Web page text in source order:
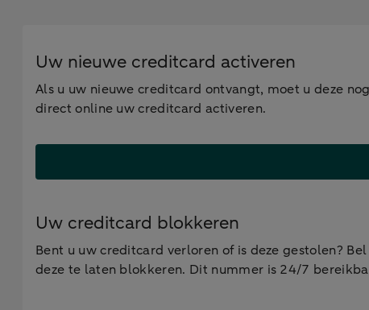
Uw nieuwe creditcard activeren
Als u uw nieuwe creditcard ontvangt, moet u deze
direct online uw creditcard activeren.
Uw creditcard blokkeren
Bent u uw creditcard verloren of is deze gestolen?
deze te laten blokkeren. Dit nummer is 24/7